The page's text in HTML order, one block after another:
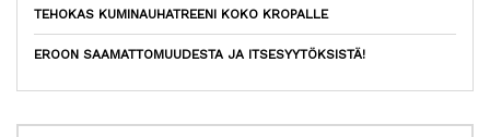
TEHOKAS KUMINAUHATREENI KOKO KROPALLE
EROON SAAMATTOMUUDESTA JA ITSESYYTÖKSISTÄ!